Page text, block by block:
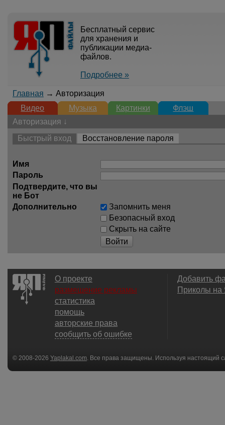
Бесплатный сервис
для хранения и
публикации медиа-
файлов.
Подробнее »
Главная → Авторизация
Видео
Музыка Картинки
Флэш
Авторизация ↓
Быстрый вход
Восстановление пароля
Имя
Пароль
Подтвердите, что вы
не Бот
Дополнительно
Запомнить меня
Безопасный вход
Скрыть на сайте
Войти
О проекте
размещение рекламы
статистика
помощь
авторские права
сообщить об ошибке
Добавить
Приколы
© 2008-2026 Yaplakal.com . Все права защищены. Используя настоящий
соглашения.